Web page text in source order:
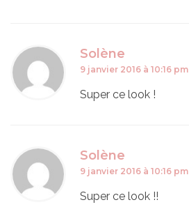
Solène
9 janvier 2016 à 10:16 pm
Super ce look !
Solène
9 janvier 2016 à 10:16 pm
Super ce look !!